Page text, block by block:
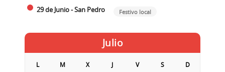
29 de Junio - San Pedro Festivo local
Julio
L M X J V S D